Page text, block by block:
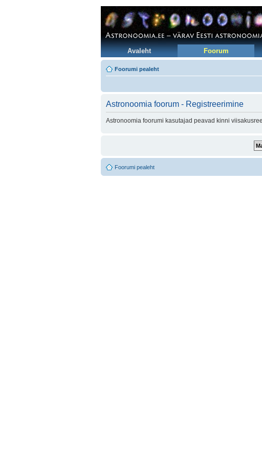
Avaleht Foorum
Foorumi pealeht
Astronoomia foorum - Registreerimine
Astronoomia foorumi kasutajad peavad kinni
Foorumi pealeht